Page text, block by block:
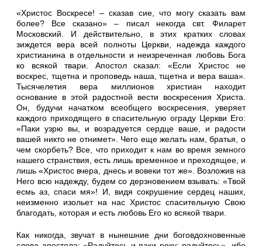
«Христос Воскресе! – сказав сие, что могу сказать вам
более? Все сказано» – писал некогда свт. Филарет
Московский. И действительно, в этих кратких словах
зиждется вера всей полноты Церкви, надежда каждого
христианина в отдельности и неизреченная любовь Бога
ко всякой твари. Апостол сказал: «Если Христос не
воскрес, тщетна и проповедь наша, тщетна и вера ваша».
Тысячелетия вера миллионов христиан находит
основание в этой радостной вести воскресения Христа.
Он, будучи начатком всеобщего воскресения, уверяет
каждого приходящего в спасительную ограду Церкви Его:
«Паки узрю вы, и возрадуется сердце ваше, и радости
вашей никто не отнимет». Чего еще желать нам, братья, о
чем скорбеть? Все, что приходит к нам во время земного
нашего странствия, есть лишь временное и преходящее, и
лишь «Христос вчера, днесь и вовеки тот же». Возложив на
Него всю надежду, будем со дерзновением взывать: «Твой
есмь аз, спаси мя»! И, видя сокрушение сердец наших,
неизменно изольет на нас Христос спасительную Свою
благодать, которая и есть любовь Его ко всякой твари.
Как никогда, звучат в нынешние дни боговдохновенные